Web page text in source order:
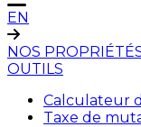
EN
NOS
OUTILS
Calculateur
Taxe de